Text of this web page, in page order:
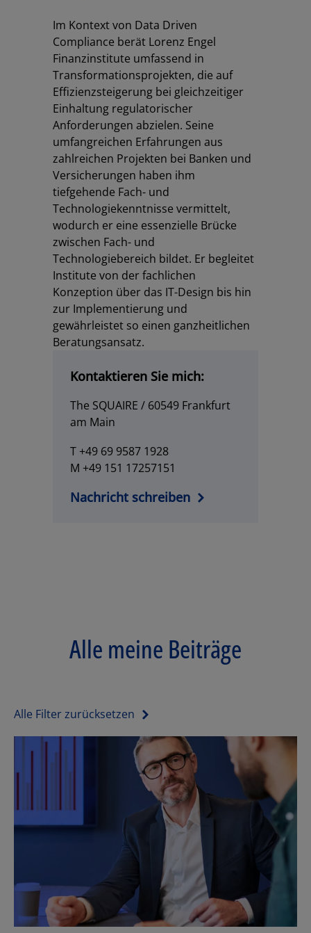
Im Kontext von Data Driven
Compliance berät Lorenz Engel
Finanzinstitute umfassend in
Transformationsprojekten, die auf
Effizienzsteigerung bei gleichzeitiger
Einhaltung regulatorischer
Anforderungen abzielen. Seine
umfangreichen Erfahrungen aus
zahlreichen Projekten bei Banken und
Versicherungen haben ihm
tiefgehende Fach- und
Technologiekenntnisse vermittelt,
wodurch er eine essenzielle Brücke
zwischen Fach- und
Technologiebereich bildet. Er begleitet
Institute von der fachlichen
Konzeption über das IT-Design bis hin
zur Implementierung und
gewährleistet so einen ganzheitlichen
Beratungsansatz.
Kontaktieren Sie mich:
The SQUAIRE / 60549 Frankfurt
am Main
T +49 69 9587 1928
M +49 151 17257151
Nachricht schreiben
Alle meine Beiträge
Alle Filter zurücksetzen